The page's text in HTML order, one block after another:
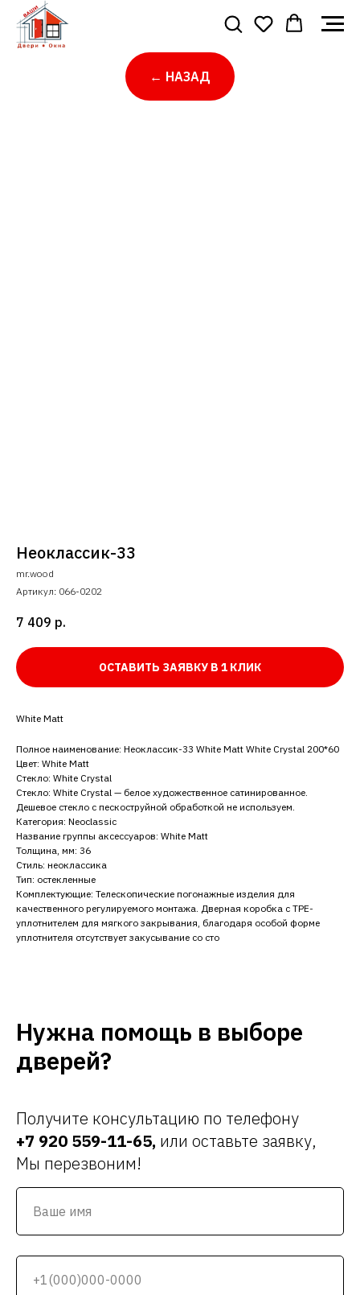
← НАЗАД
Неоклассик-33
mr.wood
Артикул: 066-0202
7 409 р.
ОСТАВИТЬ ЗАЯВКУ В 1 КЛИК
White Matt
Полное наименование: Неоклассик-33 White Matt White Сrystal 200*60
Цвет: White Matt
Стекло: White Сrystal
Стекло: White Сrystal — белое художественное сатинированное.
Дешевое стекло с пескоструйной обработкой не используем.
Категория: Neoclassic
Название группы аксессуаров: White Matt
Толщина, мм: 36
Стиль: неоклассика
Тип: остекленные
Комплектующие: Телескопические погонажные изделия для
качественного регулируемого монтажа. Дверная коробка с TPE-
уплотнителем для мягкого закрывания, благодаря особой форме
уплотнителя отсутствует закусывание со сто
Нужна помощь в выборе
дверей?
Получите консультацию по телефону
+7 920 559-11-65, или оставьте заявку,
Мы перезвоним!